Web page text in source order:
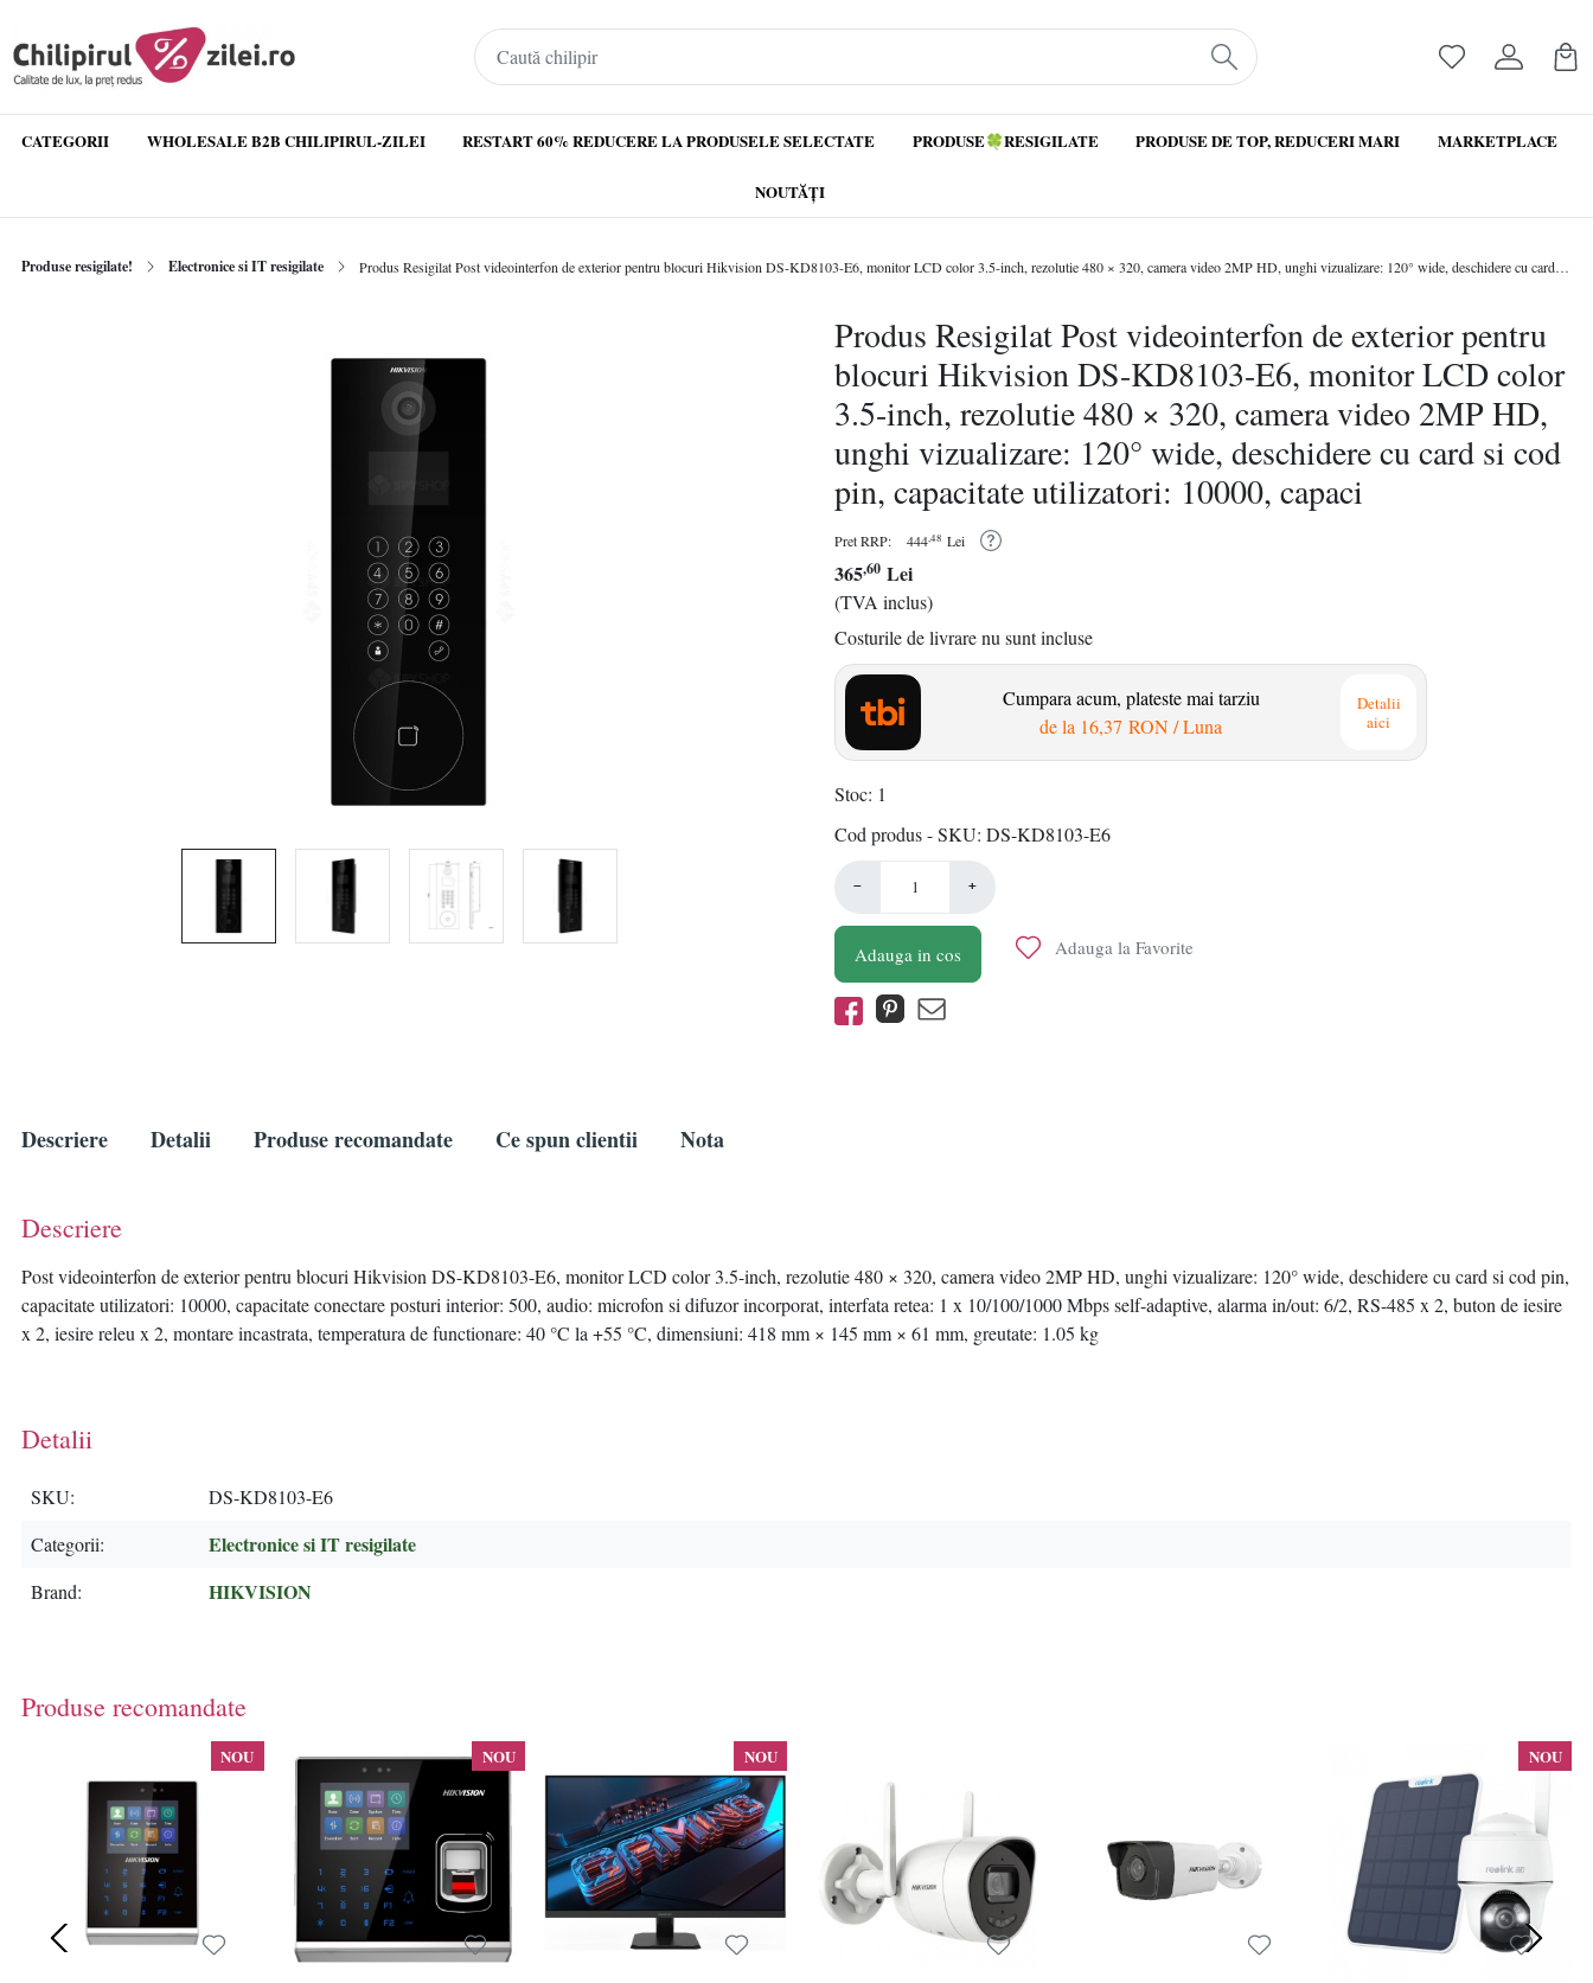
CATEGORII WHOLESALE B2B CHILIPIRUL-ZILEI RESTART 60% REDUCERE LA PRODUSELE SELECTATE PRODUSE🍀RESIGILATE PRODUSE DE TOP, REDUCERI MARI MARKETPLACE
NOUTĂȚI
Produse resigilate! Electronice si IT resigilate Produs Resigilat Post videointerfon de exterior pentru blocuri Hikvision DS-KD8103-E6, monitor LCD color 3.5-inch, rezolutie 480 × 320, camera video 2MP HD, unghi vizualizare: 120° wide, deschidere cu card si cod pin, capacitate utilizatori: 10000, capaci
Produs Resigilat Post videointerfon de exterior pentru
blocuri Hikvision DS-KD8103-E6, monitor LCD color
3.5-inch, rezolutie 480 × 320, camera video 2MP HD,
unghi vizualizare: 120° wide, deschidere cu card si cod
pin, capacitate utilizatori: 10000, capaci
Pret RRP: 444,48 Lei
365,60 Lei
(TVA inclus)
Costurile de livrare nu sunt incluse
Cumpara acum, plateste mai tarziu
de la 16,37 RON/ Luna
Detalii
aici
Stoc 1
Cod produs - SKU DS-KD8103-E6
− +
Adauga in cos Adauga la Favorite
Descriere Detalii Produse recomandate Ce spun clientii Nota
Descriere
Post videointerfon de exterior pentru blocuri Hikvision DS-KD8103-E6, monitor LCD color 3.5-inch, rezolutie 480 × 320, camera video 2MP HD, unghi vizualizare: 120° wide, deschidere cu card si cod pin,
capacitate utilizatori: 10000, capacitate conectare posturi interior: 500, audio: microfon si difuzor incorporat, interfata retea: 1 x 10/100/1000 Mbps self-adaptive, alarma in/out: 6/2, RS-485 x 2, buton de iesire
x 2, iesire releu x 2, montare incastrata, temperatura de functionare: 40 °C la +55 °C, dimensiuni: 418 mm × 145 mm × 61 mm, greutate: 1.05 kg
Detalii
SKU
DS-KD8103-E6
Categorii
Electronice si IT resigilate
Brand HIKVISION
Produse recomandate
NOU NOU NOU NOU